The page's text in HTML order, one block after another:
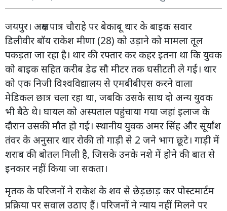
जयपुर। अक्षय पात्र चौराहे पर बेकाबू थार के बाइक सवार
डिलीवीर बॉय राकेश मीणा (28) को उड़ाने को मामला तूल
पकड़ता जा रहा है। थार की रफ्तार कर कहर इतना था कि युवक
को बाइक सहित करीब डेढ सौ मीटर तक घसीटती ले गई। थार
को एक निजी विश्वविद्यालय से एमबीबीएस करने वाला
मेडिकल छात्र चला रहा था, जबकि उसके साथ दो अन्य युवक
भी बैठे थे। घायल को अस्पताल पहुंचाया गया जहां इलाज के
दौरान उसकी मौत हो गई। स्थानीय युवक अमर सिंह और सूर्यांश
तंवर के अनुसार थार रोकी तो गाड़ी से 2 जने भाग छूटे। गाड़ी में
शराब की बोतल मिली है, जिसके उनके नशे में होने की बात से
इनकार नहीं किया जा सकता।
मृतक के परिजनों ने राकेश के शव से छेड़छाड़ कर पोस्टमार्टम
प्रक्रिया पर सवाल उठाए हैं। परिजनों ने न्याय नहीं मिलने पर